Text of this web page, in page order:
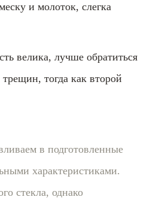
и молоток, слегка
велика, лучше обратиться
тогда как второй
в подготовленные
характеристиками.
стекла, однако